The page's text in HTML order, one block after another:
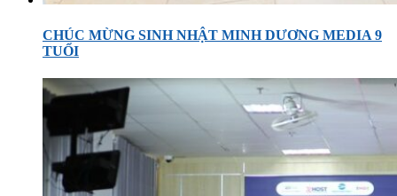
CHÚC MỪNG SINH NHẬT MINH DƯƠNG MEDIA 9
TUỔI